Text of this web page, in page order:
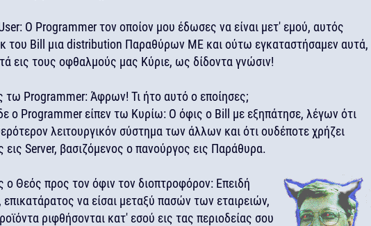
Ο Programmer τον οποίον μου έδωσες να είναι μετ' εμού, αυτός
του Bill μια distribution Παραθύρων ΜΕ και ούτω εγκαταστήσαμεν αυτά,
εις τους οφθαλμούς μας Κύριε, ως δίδοντα γνώσιν!
τω Programmer: Άφρων! Τι ήτο αυτό ο εποίησες;
ο Programmer είπεν τω Κυρίω: Ο όφις ο Bill με εξηπάτησε, λέγων ότι
λειτουργικόν σύστημα των άλλων και ότι ουδέποτε χρήζει
εις Server, βασιζόμενος ο πανούργος εις Παράθυρα.
ο Θεός προς τον όφιν τον διοπτροφόρον: Επειδή
επικατάρατος να είσαι μεταξύ πασών των εταιρειών,
ριφθήσονται κατ' εσού εις τας περιοδείας σου